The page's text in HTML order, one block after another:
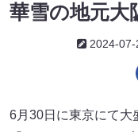
華雪の地元大
2024-07-
6月30日に東京にて大